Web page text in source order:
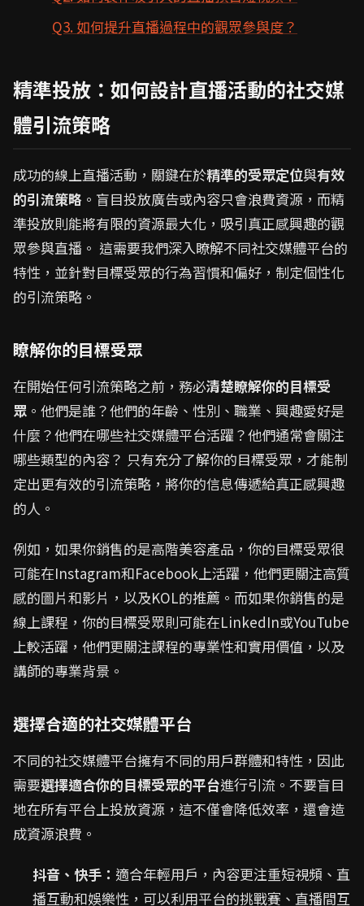
Q3. 如何提升直播過程中的觀眾參與度？
精準投放：如何設計直播活動的社交媒
體引流策略
成功的線上直播活動，關鍵在於精準的受眾定位與有效
的引流策略 。盲目投放廣告或內容只會浪費資源，而精
準投放則能將有限的資源最大化，吸引真正感興趣的觀
眾參與直播。 這需要我們深入瞭解不同社交媒體平台的
特性，並針對目標受眾的行為習慣和偏好，制定個性化
的引流策略。
瞭解你的目標受眾
在開始任何引流策略之前，務必清楚瞭解你的目標受
眾 。他們是誰？他們的年齡、性別、職業、興趣愛好是
什麼？他們在哪些社交媒體平台活躍？他們通常會關注
哪些類型的內容？ 只有充分了解你的目標受眾，才能制
定出更有效的引流策略，將你的信息傳遞給真正感興趣
的人。
例如，如果你銷售的是高階美容產品，你的目標受眾很
可能在Instagram和Facebook上活躍，他們更關注高質
感的圖片和影片，以及KOL的推薦。而如果你銷售的是
線上課程，你的目標受眾則可能在LinkedIn或YouTube
上較活躍，他們更關注課程的專業性和實用價值，以及
講師的專業背景。
選擇合適的社交媒體平台
不同的社交媒體平台擁有不同的用戶群體和特性，因此
需要選擇適合你的目標受眾的平台進行引流。不要盲目
地在所有平台上投放資源，這不僅會降低效率，還會造
成資源浪費。
抖音、快手： 適合年輕用戶，內容更注重短視頻、直
播互動和娛樂性，可以利用平台的挑戰賽、直播間互